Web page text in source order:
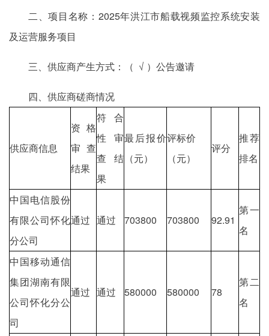
二、项目名称：2025年洪江市船载视频监控系统安装
及运营服务项目
三、供应商产生方式：（ √ ）公告邀请
四、供应商磋商情况
供应商信息
资格
审查
结果
符合
性审
查结
果
最后报价
（元）
评标价
（元）
评分
推荐
排名
中国电信股份
有限公司怀化
分公司
通过 通过 703800 703800 92.91
第一
名
中国移动通信
集团湖南有限
公司怀化分公
司
通过 通过 580000 580000 78
第二
名